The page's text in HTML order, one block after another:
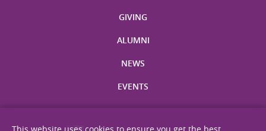
GIVING
ALUMNI
NEWS
EVENTS